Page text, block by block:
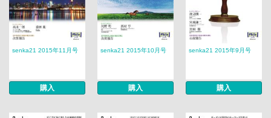
senka21 2015年11月号
購入
senka21 2015年10月号
購入
senka21 2015年9月号
購入